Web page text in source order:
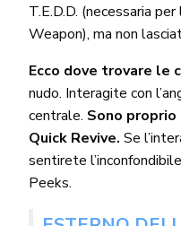
T.E.D.D. (necessaria
Weapon), ma non
Ecco dove trovare le
nudo. Interagite con
centrale. Sono
Quick Revive. Se
sentirete
Peeks.